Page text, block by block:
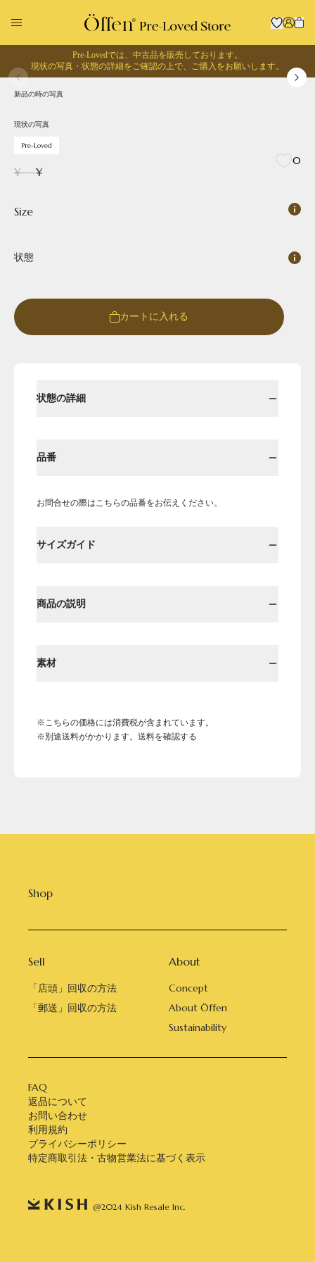
Round Round-hi
Pre-Lovedでは、中古品を販売しております。
現状の写真・状態の詳細をご確認の上で、 ご購入をお願いします。
現状の写真
新品の時の写真
現状の写真
Pre-Loved
0
¥---¥
Size
状態
カートに入れる
状態の詳細
品番
お問合せの際はこちらの品番をお伝えください。
サイズガイド
商品の説明
素材
※こちらの価格には消費税が含まれています。
※別途送料がかかります。送料を確認する
Shop
Sell
「店頭」回収の方法
「郵送」回収の方法
About
Concept
About Öffen
Sustainability
FAQ
返品について
お問い合わせ
利用規約
プライバシーポリシー
特定商取引法・古物営業法に基づく表示
@2024 Kish Resale Inc.